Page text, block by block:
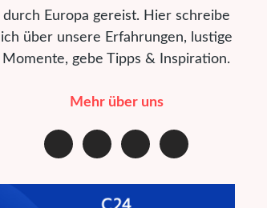
durch Europa gereist. Hier schreibe
ich über unsere Erfahrungen, lustige
Momente, gebe Tipps & Inspiration.
Mehr über uns